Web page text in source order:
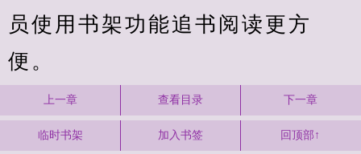
员使用书架功能追书阅读更方
便。
上一章 查看目录 下一章
临时书架 加入书签 回顶部↑